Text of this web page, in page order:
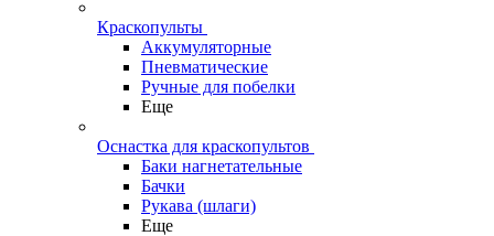
Краскопульты
Аккумуляторные
Пневматические
Ручные для побелки
Еще
Оснастка для краскопультов
Баки нагнетательные
Бачки
Рукава (шлаги)
Еще